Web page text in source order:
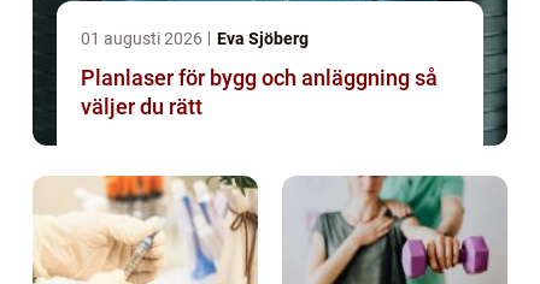
01 augusti 2026 Eva Sjöberg
Planlaser för bygg och anläggning så
väljer du rätt